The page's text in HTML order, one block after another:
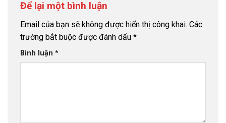
Để lại một bình luận
Email của bạn sẽ không được hiển thị công khai. Các
trường bắt buộc được đánh dấu *
Bình luận *